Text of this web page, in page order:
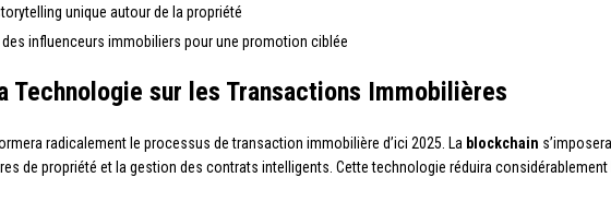
unique autour de la propriété
influenceurs immobiliers pour une promotion ciblée
Technologie sur les Transactions Immobilières
radicalement le processus de transaction immobilière d’ici 2025. La blockchain
de propriété et la gestion des contrats intelligents. Cette technologie réduira